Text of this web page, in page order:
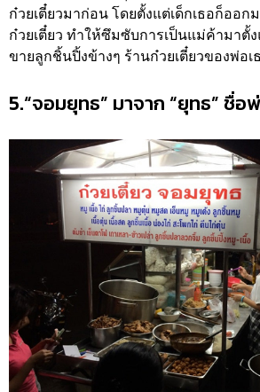
ก๋วยเตี๋ยวมาก่อน โดยตั้งแต่เด็กเธอก็ออ
ก๋วยเตี๋ยว ทำให้ซึมซับการเป็นแม่ค้ามาตั้ง
ขายลูกชิ้นปิ้งข้างๆ ร้านก๋วยเตี๋ยวของพ่อเ
5.“จอมยุทธ” มาจาก “ยุทธ” ชื่